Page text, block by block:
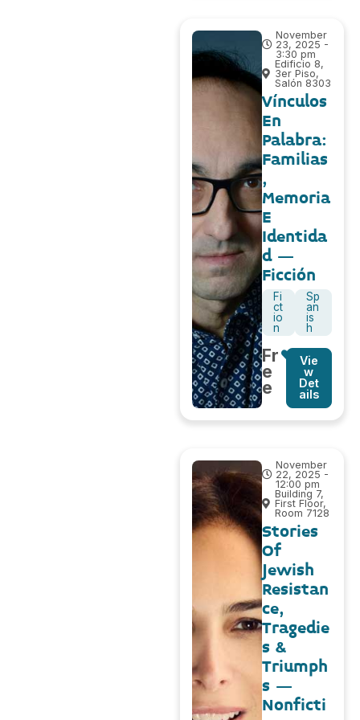
November
23, 2025 -
3:30 pm
Edificio 8,
3er Piso,
Salón 8303
Vínculos
En
Palabra:
Familias
,
Memoria
E
Identida
d –
Ficción
Fi
ct
io
n
Sp
an
is
h
Fr
e
e
Vie
w
Det
ails
November
22, 2025 -
12:00 pm
Building 7,
First Floor,
Room 7128
Stories
Of
Jewish
Resistan
ce,
Tragedie
s &
Triumph
s –
Nonficti